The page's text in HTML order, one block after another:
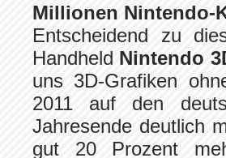
Millionen Nintendo-
Entscheidend zu
Handheld Nintendo
uns 3D-Grafiken
2011 auf den
Jahresende deutlich
gut 20 Prozent